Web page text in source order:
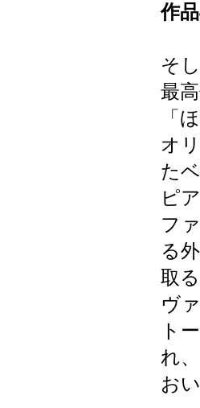
作
そ
最
「
オ
た
ピ
フ
る
取
ヴ
ト
れ
お